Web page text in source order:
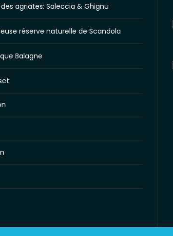
agriates: Saleccia & Ghignu
réserve naturelle de Scandola
Balagne